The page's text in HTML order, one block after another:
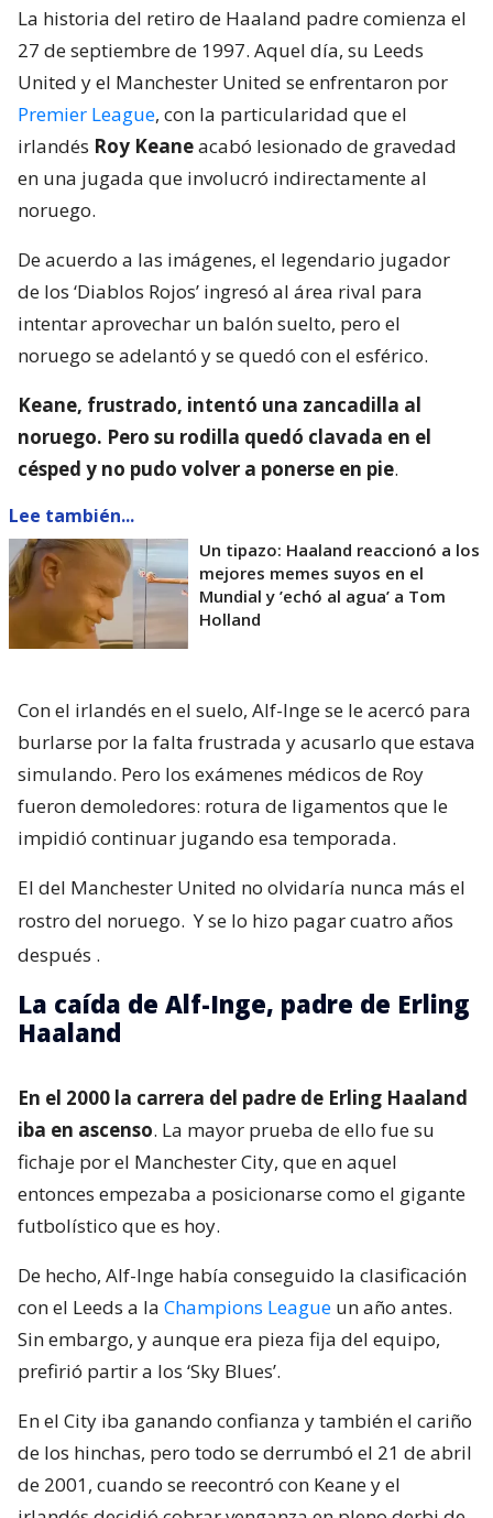
La historia del retiro de Haaland padre comienza el
27 de septiembre de 1997. Aquel día, su Leeds
United y el Manchester United se enfrentaron por
Premier League, con la particularidad que el
irlandés Roy Keaneacabó lesionado de gravedad
en una jugada que involucró indirectamente al
noruego.
De acuerdo a las imágenes, el legendario jugador
de los ‘Diablos Rojos’ ingresó al área rival para
intentar aprovechar un balón suelto, pero el
noruego se adelantó y se quedó con el esférico.
Keane, frustrado, intentó una zancadilla al
noruego. Pero su rodilla quedó clavada en el
césped y no pudo volver a ponerse en pie.
Lee también...
Un tipazo: Haaland reaccionó a los
mejores memes suyos en el
Mundial y ’echó al agua’ a Tom
Holland
Con el irlandés en el suelo, Alf-Inge se le acercó para
burlarse por la falta frustrada y acusarlo que estava
simulando. Pero los exámenes médicos de Roy
fueron demoledores: rotura de ligamentos que le
impidió continuar jugando esa temporada.
El del Manchester United no olvidaría nunca más el
rostro del noruego. Y se lo hizo pagar cuatro años
después .
La caída de Alf-Inge, padre de Erling
Haaland
En el 2000 la carrera del padre de Erling Haaland
iba en ascenso. La mayor prueba de ello fue su
fichaje por el Manchester City, que en aquel
entonces empezaba a posicionarse como el gigante
futbolístico que es hoy.
De hecho, Alf-Inge había conseguido la clasificación
con el Leeds a la Champions League un año antes.
Sin embargo, y aunque era pieza fija del equipo,
prefirió partir a los ‘Sky Blues’.
En el City iba ganando confianza y también el cariño
de los hinchas, pero todo se derrumbó el 21 de abril
de 2001, cuando se reecontró con Keane y el